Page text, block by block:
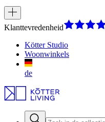
Klanttevredenheid
Kötter Studio
Woonwinkels
de